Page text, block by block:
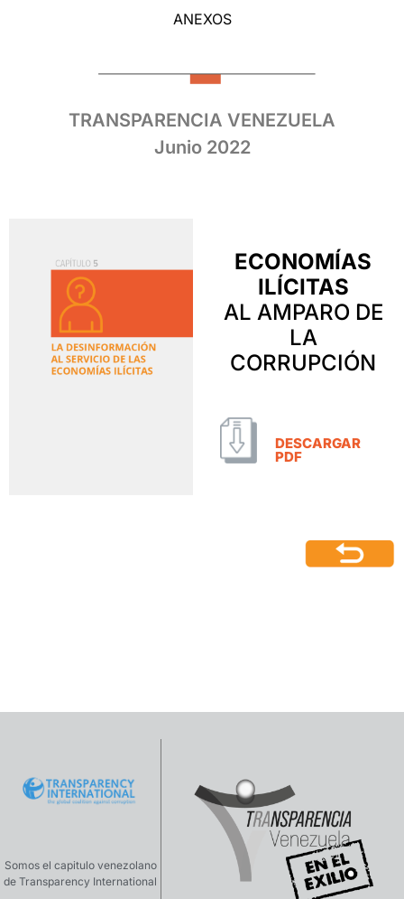
ANEXOS
TRANSPARENCIA VENEZUELA
Junio 2022
ECONOMÍAS
ILÍCITAS
AL AMPARO DE
LA
CORRUPCIÓN
DESCARGAR
PDF
Somos el capitulo venezolano
de Transparency International